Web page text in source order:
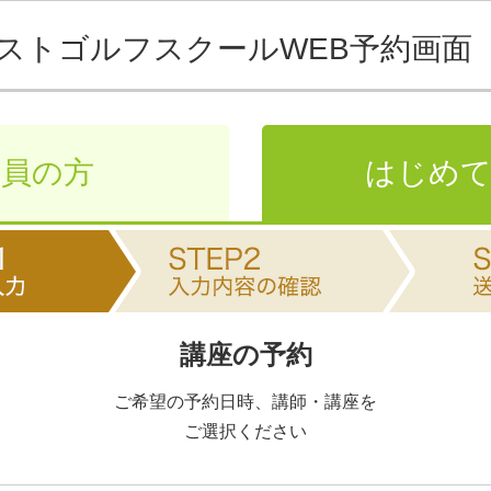
トゴルフスクールWEB予約画面
の方 はじめ
講座の予約
ご希望の予約日時、講師・講座を
ご選択ください